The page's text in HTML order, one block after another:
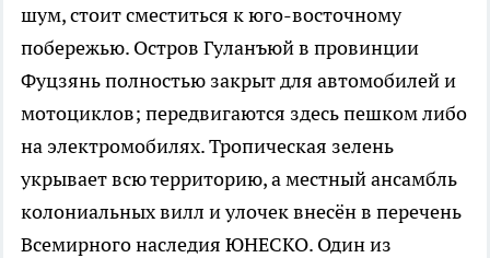
шум, стоит сместиться к юго-восточному
побережью. Остров Гуланъюй в провинции
Фуцзянь полностью закрыт для автомобилей и
мотоциклов; передвигаются здесь пешком либо
на электромобилях. Тропическая зелень
укрывает всю территорию, а местный ансамбль
колониальных вилл и улочек внесён в перечень
Всемирного наследия ЮНЕСКО. Один из